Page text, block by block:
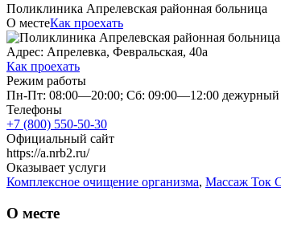
Поликлиника Апрелевская районная больница
О местеКак проехать
Адрес: Апрелевка, Февральская, 40а
Как проехать
Режим работы
Пн-Пт: 08:00—20:00; Сб: 09:00—12:00 дежурный
Телефоны
+7 (800) 550-50-30
Официальный сайт
https://a.nrb2.ru/
Оказывает услуги
Комплексное очищение организма, Массаж Ток
О месте